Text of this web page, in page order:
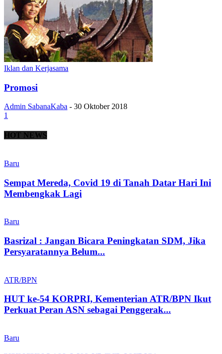
Iklan dan Kerjasama
Promosi
Admin SabanaKaba - 30 Oktober 2018
1
HOT NEWS
Baru
Sempat Mereda, Covid 19 di Tanah Datar Hari Ini
Membengkak Lagi
Baru
Basrizal : Jangan Bicara Peningkatan SDM, Jika
Persyaratannya Belum...
ATR/BPN
HUT ke-54 KORPRI, Kementerian ATR/BPN Ikut
Perkuat Peran ASN sebagai Penggerak...
Baru